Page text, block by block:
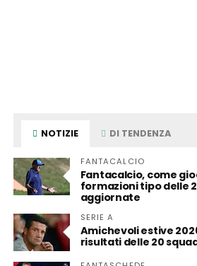
NOTIZIE DI TENDENZA
FANTACALCIO
Fantacalcio, come
formazioni tipo delle
aggiornate
SERIE A
Amichevoli estive
risultati delle 20